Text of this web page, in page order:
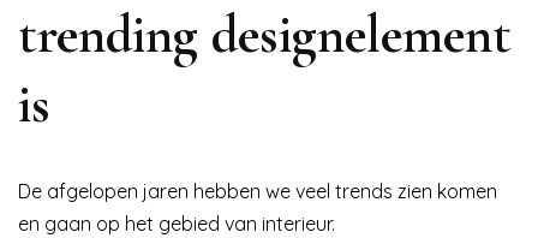
trending designelement
is
De afgelopen jaren hebben we veel trends zien komen
en gaan op het gebied van interieur.